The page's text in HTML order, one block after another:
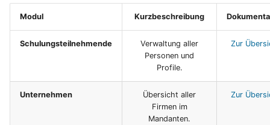
Modul Kurzbeschreibung
Schulungsteilnehmende
Verwaltung aller
Personen und
Profile.
Zur
Unternehmen
Übersicht aller
Firmen im
Mandanten.
Zur